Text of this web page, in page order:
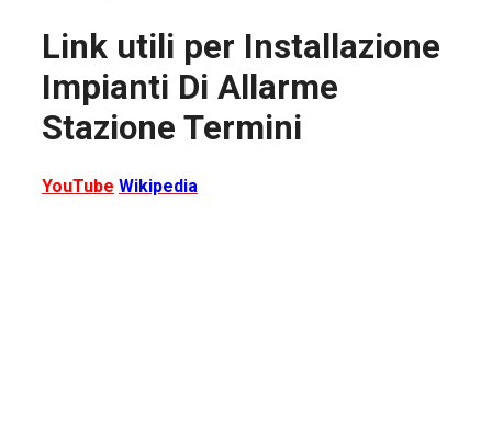
Link utili per Installazione
Impianti Di Allarme
Stazione Termini
YouTube Wikipedia